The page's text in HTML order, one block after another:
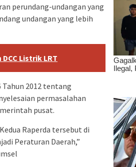
perundang-undangan yang
undangan yang lebih
Listrik LRT
Tahun 2012 tentang
permasalahan
pusat.
Raperda tersebut di
Peraturan Daerah,”